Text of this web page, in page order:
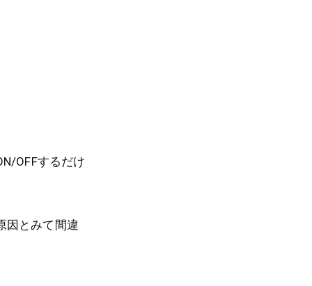
OFFするだけ
因とみて間違